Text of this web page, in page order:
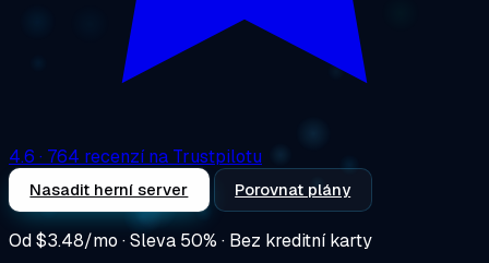
4.6 · 764 recenzí na Trustpilotu
Nasadit herní server Porovnat plány
Od$3.48/mo · Sleva 50% · Bez kreditní karty